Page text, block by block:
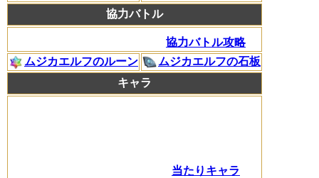
協力バトル
協力バトル攻略
ムジカエルフのルーン
ムジカエルフの石板
キャラ
当たりキャラ